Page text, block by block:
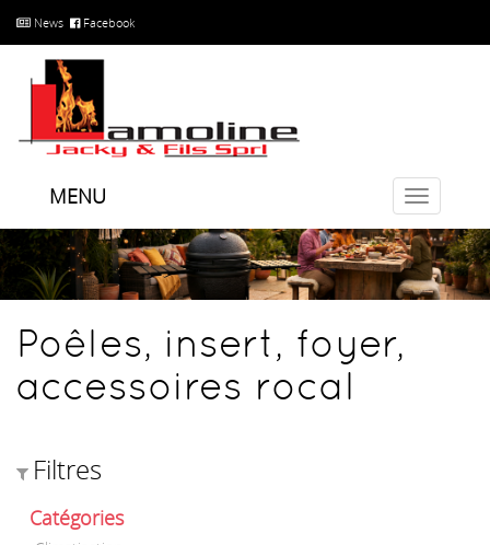
News Facebook
Toggle
MENU
Poêles, insert, foyer,
accessoires rocal
Filtres
Catégories